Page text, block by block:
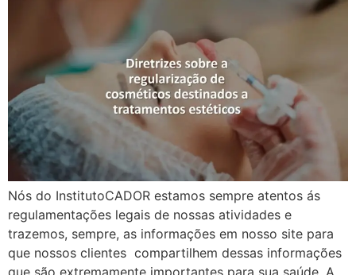
Nós do InstitutoCADOR estamos sempre atentos ás
regulamentações legais de nossas atividades e
trazemos, sempre, as informações em nosso site para
que nossos clientes compartilhem dessas informações